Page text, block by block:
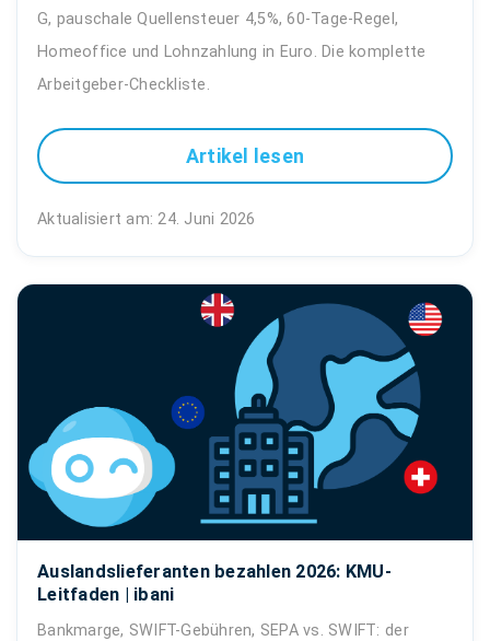
G, pauschale Quellensteuer 4,5%, 60-Tage-Regel,
Homeoffice und Lohnzahlung in Euro. Die komplette
Arbeitgeber-Checkliste.
Artikel lesen
Aktualisiert am: 24. Juni 2026
Auslandslieferanten bezahlen 2026: KMU-
Leitfaden | ibani
Bankmarge, SWIFT-Gebühren, SEPA vs. SWIFT: der